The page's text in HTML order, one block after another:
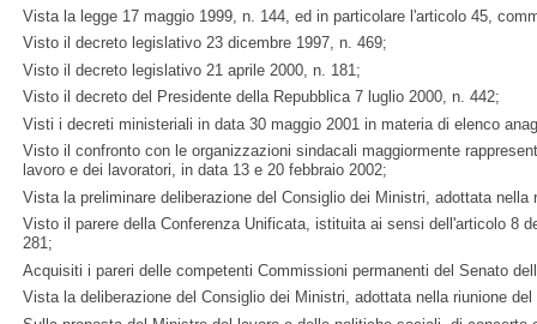
Vista la legge 17 maggio 1999, n. 144, ed in particolare l'articolo 45,
Visto il decreto legislativo 23 dicembre 1997, n. 469;
Visto il decreto legislativo 21 aprile 2000, n. 181;
Visto il decreto del Presidente della Repubblica 7 luglio 2000, n. 442;
Visti i decreti ministeriali in data 30 maggio 2001 in materia di elenco
Visto il confronto con le organizzazioni sindacali maggiormente
lavoro e dei lavoratori, in data 13 e 20 febbraio 2002;
Vista la preliminare deliberazione del Consiglio dei Ministri, adottata nella
Visto il parere della Conferenza Unificata, istituita ai sensi dell'articolo 8
281;
Acquisiti i pareri delle competenti Commissioni permanenti del Senato
Vista la deliberazione del Consiglio dei Ministri, adottata nella riunione del